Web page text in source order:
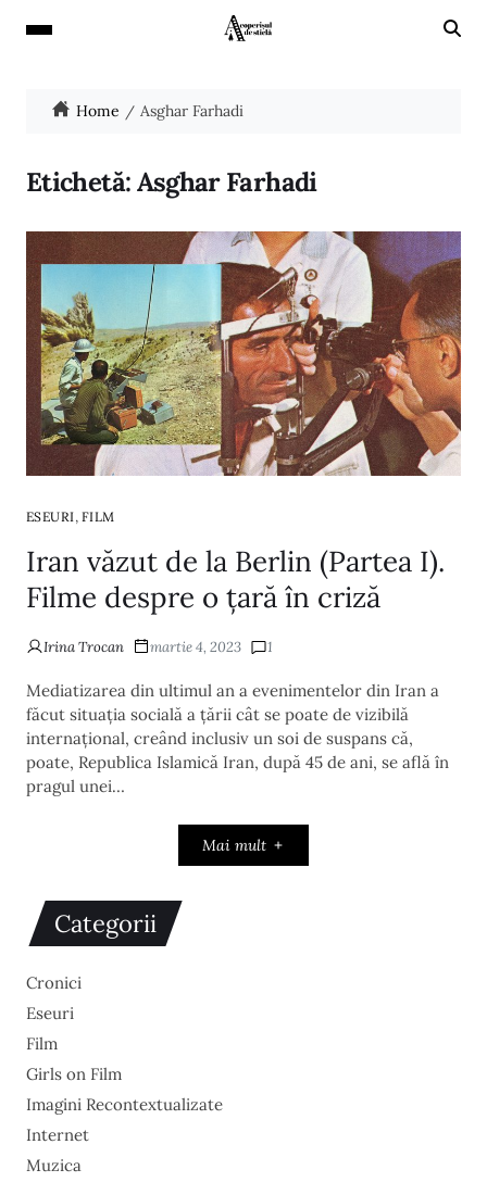
Home Asghar Farhadi
Etichetă:Asghar Farhadi
ESEURI, FILM
Iran văzut de la Berlin (Partea I).
Filme despre o țară în criză
Irina Trocan martie 4, 2023 1
Mediatizarea din ultimul an a evenimentelor din Iran a
făcut situația socială a țării cât se poate de vizibilă
internațional, creând inclusiv un soi de suspans că,
poate, Republica Islamică Iran, după 45 de ani, se află în
pragul unei…
Mai mult
Categorii
Cronici
Eseuri
Film
Girls on Film
Imagini Recontextualizate
Internet
Muzica